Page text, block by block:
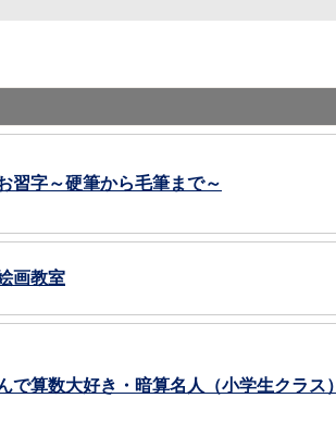
習字～硬筆から毛筆まで～
画教室
で算数大好き・暗算名人（小学生クラス）